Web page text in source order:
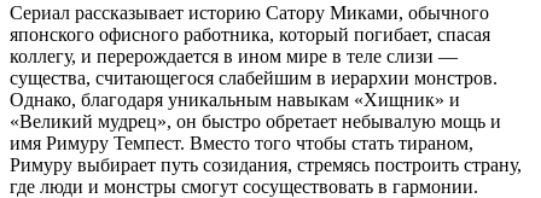
Сериал рассказывает историю Сатору Миками, обычного
японского офисного работника, который погибает, спасая
коллегу, и перерождается в ином мире в теле слизи —
существа, считающегося слабейшим в иерархии монстров.
Однако, благодаря уникальным навыкам «Хищник» и
«Великий мудрец», он быстро обретает небывалую мощь и
имя Римуру Темпест. Вместо того чтобы стать тираном,
Римуру выбирает путь созидания, стремясь построить страну,
где люди и монстры смогут сосуществовать в гармонии.